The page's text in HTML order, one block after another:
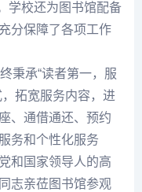
学校还为图书馆配备
分保障了各项工作
秉承“读者第一，服
拓宽服务内容，进
、通借通还、预约
务和个性化服务
和国家领导人的高
志亲莅图书馆参观